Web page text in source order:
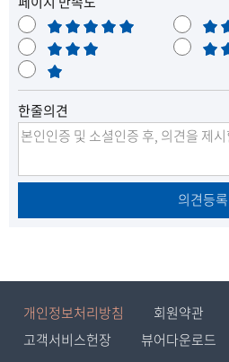
매
우
만
족
만
족
보
통
불
매
우
불
만
한줄의견
의견등록
개인정보처리방침 회원약관
고객서비스헌장
뷰어다운로드